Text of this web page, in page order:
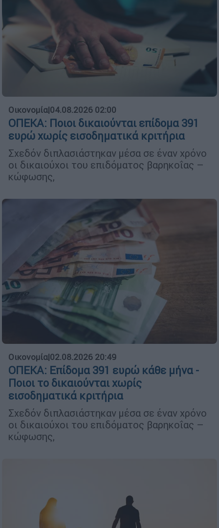
Οικονομία|04.08.2026 02:00
ΟΠΕΚΑ: Ποιοι δικαιούνται επίδομα 391
ευρώ χωρίς εισοδηματικά κριτήρια
Σχεδόν διπλασιάστηκαν μέσα σε έναν χρόνο
οι δικαιούχοι του επιδόματος βαρηκοΐας –
κώφωσης,
Οικονομία|02.08.2026 20:49
ΟΠΕΚΑ: Επίδομα 391 ευρώ κάθε μήνα -
Ποιοι το δικαιούνται χωρίς
εισοδηματικά κριτήρια
Σχεδόν διπλασιάστηκαν μέσα σε έναν χρόνο
οι δικαιούχοι του επιδόματος βαρηκοΐας –
κώφωσης,